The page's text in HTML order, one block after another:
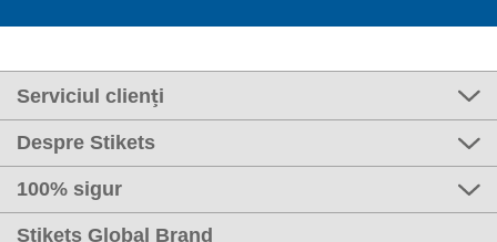
Serviciul clienți
Despre Stikets
100% sigur
Stikets Global Brand